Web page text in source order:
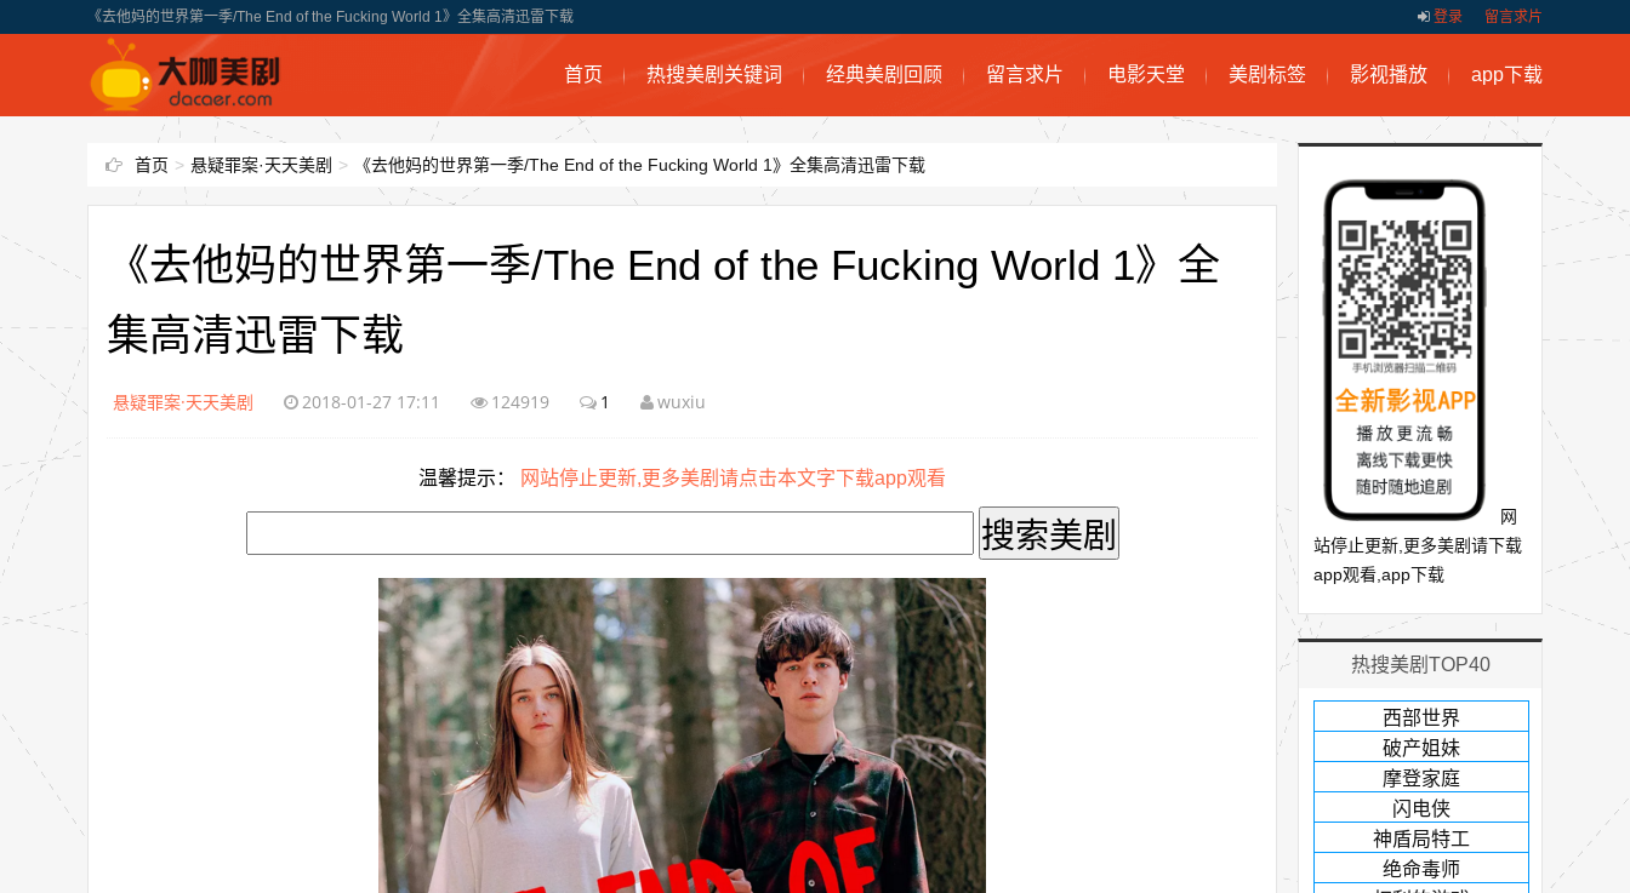
《去他妈的世界第一季/The End of the Fucking World 1》全集高清迅雷下载 登录 留言求片
首页 热搜美剧关键词 经典美剧回顾 留言求片 电影天堂 美剧标签 影视播放 app下载
首页 > 悬疑罪案·天天美剧 > 《去他妈的世界第一季/The End of the Fucking World 1》全集高清迅雷下载
《去他妈的世界第一季/The End of the Fucking World 1》全
集高清迅雷下载
悬疑罪案·天天美剧 2018-01-27 17:11 124919 1 wuxiu
温馨提示： 网站停止更新,更多美剧请点击本文字下载app观看
网
站停止更新,更多美剧请下载
app观看,app下载
热搜美剧TOP40
西部世界
破产姐妹
摩登家庭
闪电侠
神盾局特工
绝命毒师